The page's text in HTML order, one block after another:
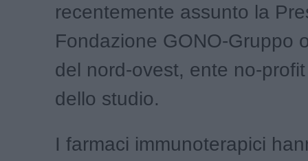
recentemente assunto la
Fondazione GONO-Gruppo
del nord-ovest, ente no-
dello studio.
I farmaci immunoterapici